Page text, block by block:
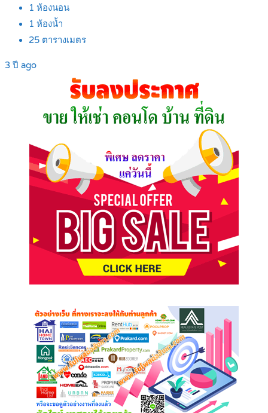
1 ห้องนอน
1 ห้องน้ำ
25 ตารางเมตร
3 ปี ago